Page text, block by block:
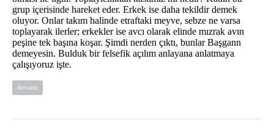
grup içerisinde hareket eder. Erkek ise daha tekildir demek
oluyor. Onlar takım halinde etraftaki meyve, sebze ne varsa
toplayarak ilerler; erkekler ise avcı olarak elinde mızrak avın
peşine tek başına koşar. Şimdi nerden çıktı, bunlar Başgann
demeyesin. Bulduk bir felsefik açılım anlayana anlatmaya
çalışıyoruz işte.
devamı